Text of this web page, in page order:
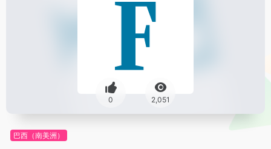
0 2,051
巴西（南美洲）